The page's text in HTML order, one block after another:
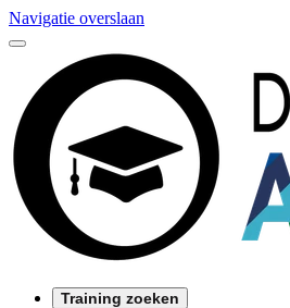
Navigatie overslaan
Training zoeken